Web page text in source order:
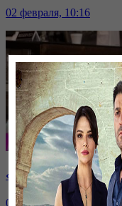
02 февраля, 10:16
«Тек қана қыздар» |
02 февраля, 10:14